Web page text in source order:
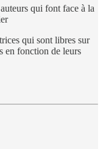
qui font face à la
qui sont libres sur
en fonction de leurs